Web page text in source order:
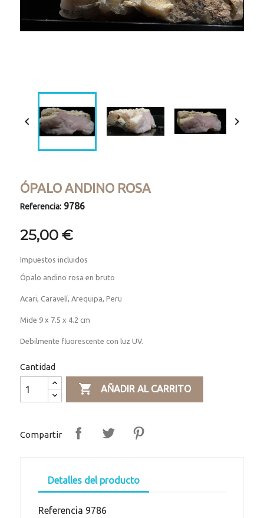
 
ÓPALO ANDINO ROSA
Referencia: 9786
25,00 €
Impuestos incluidos
Ópalo andino rosa en bruto
Acari, Caravelí, Arequipa, Peru
Mide 9 x 7.5 x 4.2 cm
Debilmente fluorescente con luz UV.
Cantidad
 AÑADIR AL CARRITO
Compartir
Detalles del producto
Referencia 9786